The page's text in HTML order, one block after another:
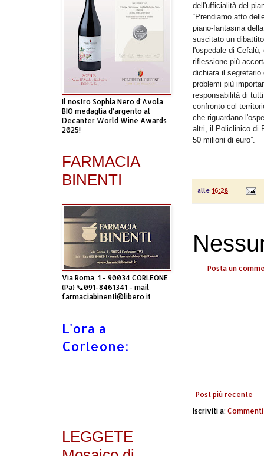
dell'ufficialità del
“Prendiamo atto
piano-fantasma
suscitato un
l'ospedale di
riflessione più
dichiara il
problemi più
responsabilità di
confronto col
che riguardano
altri, il Policlinico di
50 milioni di euro”.
alle 16:28
Posta un
Post più recente
Iscriviti a:
Il nostro Sophia Nero d’Avola
BIO medaglia d’argento al
Decanter World Wine Awards
2025!
FARMACIA
BINENTI
Via Roma, 1 - 90034 CORLEONE
(Pa) 📞091-8461341 - mail
farmaciabinenti@libero.it
L'ora a
Corleone:
LEGGETE